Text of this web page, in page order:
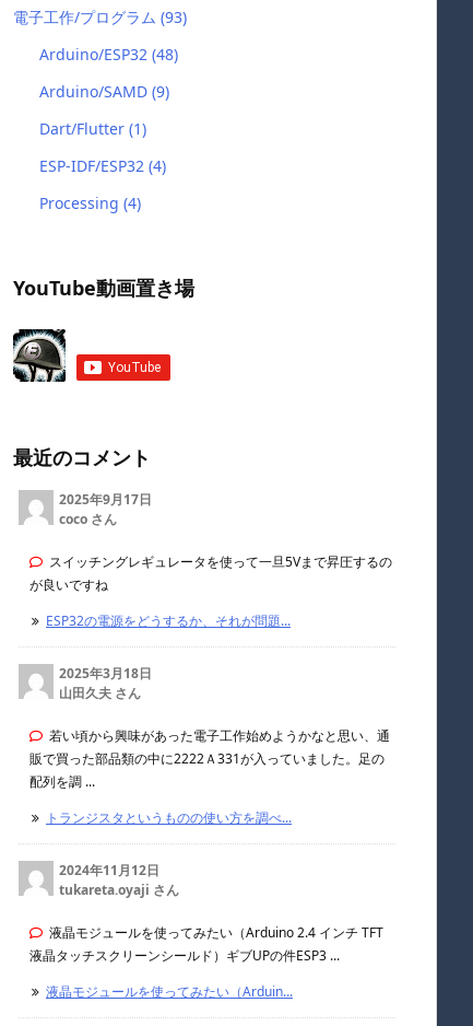
電子工作/プログラム (93)
Arduino/ESP32(48)
Arduino/SAMD(9)
Dart/Flutter(1)
ESP-IDF/ESP32(4)
Processing(4)
YouTube動画置き場
最近のコメント
2025年9月17日
coco さん
スイッチングレギュレータを使って一旦5Vまで昇圧するの
が良いですね
ESP32の電源をどうするか、それが問題...
2025年3月18日
山田久夫 さん
若い頃から興味があった電子工作始めようかなと思い、通
販で買った部品類の中に2222Ａ331が入っていました。足の
配列を調 ...
トランジスタというものの使い方を調べ...
2024年11月12日
tukareta.oyaji さん
液晶モジュールを使ってみたい（Arduino 2.4 インチ TFT
液晶タッチスクリーンシールド）ギブUPの件ESP3 ...
液晶モジュールを使ってみたい（Arduin...